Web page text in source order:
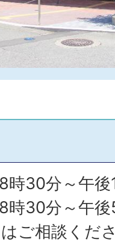
時30分～午後
時30分～午
ご相談くだ